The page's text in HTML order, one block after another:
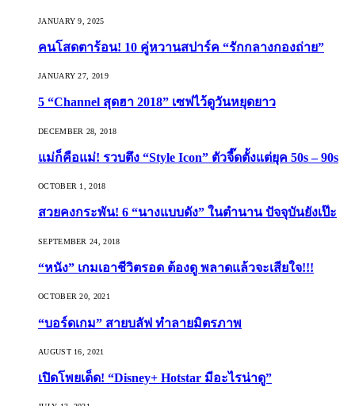
JANUARY 9, 2025
คนโสดตาร้อน! 10 คู่หวานสปาร์ค “รักกลางกองถ่าย”
JANUARY 27, 2019
5 “Channel สุดฮา 2018” เซฟไว้ดูวันหยุดยาว
DECEMBER 28, 2018
แม่ก็คือแม่! รวบตึง “Style Icon” ตัวจี๊ดตั้งแต่ยุค 50s – 90s
OCTOBER 1, 2018
สวยคงกระพัน! 6 “นางแบบดัง” ในตำนาน ปัจจุบันยังเป๊ะ
SEPTEMBER 24, 2018
“หนัง” เกมเอาชีวิตรอด ต้องดู พลาดแล้วจะเสียใจ!!!
OCTOBER 20, 2021
“บอร์ดเกม” สายบลัฟ ทำลายมิตรภาพ
AUGUST 16, 2021
เปิดโพยเด็ด! “Disney+ Hotstar มีอะไรน่าดู”